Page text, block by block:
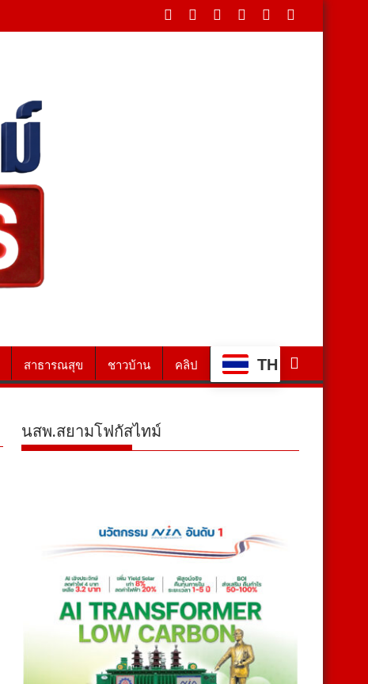
สาธารณสุข ชาวบ้าน คลิป TH
นสพ.สยามโฟกัสไทม์